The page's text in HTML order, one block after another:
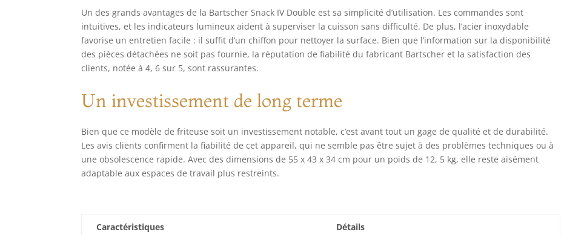
Un des grands avantages de la Bartscher Snack IV Double est sa simplicité d’utilisation. Les commandes sont
intuitives, et les indicateurs lumineux aident à superviser la cuisson sans difficulté. De plus, l’acier inoxydable
favorise un entretien facile : il suffit d’un chiffon pour nettoyer la surface. Bien que l’information sur la disponibilité
des pièces détachées ne soit pas fournie, la réputation de fiabilité du fabricant Bartscher et la satisfaction des
clients, notée à 4, 6 sur 5, sont rassurantes.
Un investissement de long terme
Bien que ce modèle de friteuse soit un investissement notable, c’est avant tout un gage de qualité et de durabilité.
Les avis clients confirment la fiabilité de cet appareil, qui ne semble pas être sujet à des problèmes techniques ou à
une obsolescence rapide. Avec des dimensions de 55 x 43 x 34 cm pour un poids de 12, 5 kg, elle reste aisément
adaptable aux espaces de travail plus restreints.
Caractéristiques Détails